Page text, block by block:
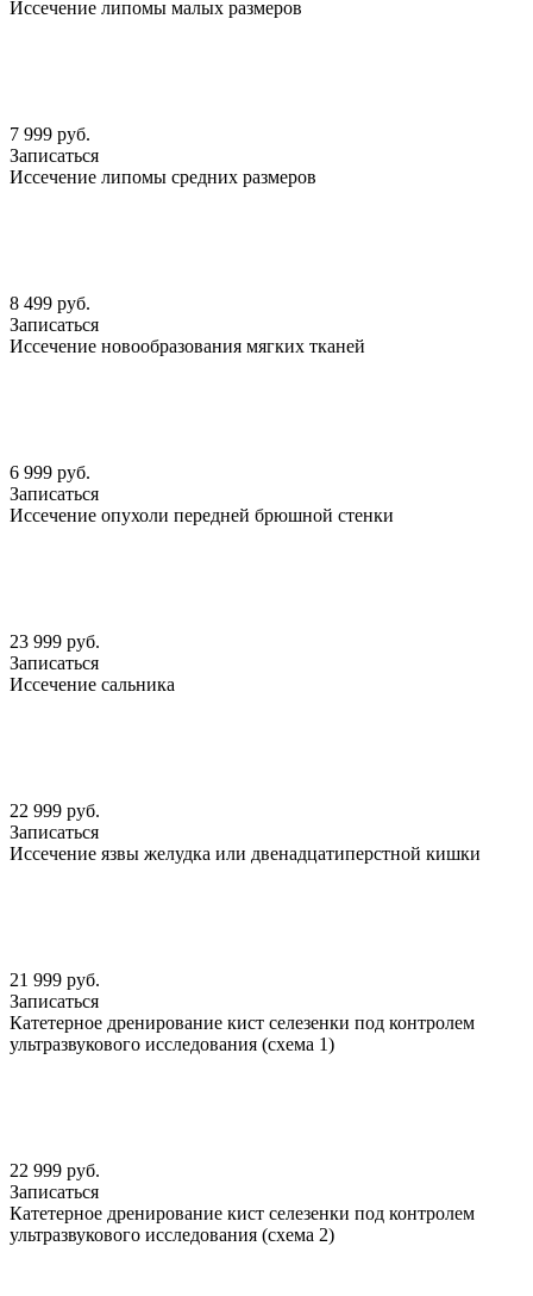
Иссечение липомы малых размеров
7 999 руб.
Записаться
Иссечение липомы средних размеров
8 499 руб.
Записаться
Иссечение новообразования мягких тканей
6 999 руб.
Записаться
Иссечение опухоли передней брюшной стенки
23 999 руб.
Записаться
Иссечение сальника
22 999 руб.
Записаться
Иссечение язвы желудка или двенадцатиперстной кишки
21 999 руб.
Записаться
Катетерное дренирование кист селезенки под контролем
ультразвукового исследования (схема 1)
22 999 руб.
Записаться
Катетерное дренирование кист селезенки под контролем
ультразвукового исследования (схема 2)